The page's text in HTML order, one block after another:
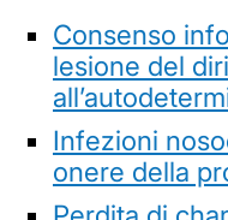
Consenso
lesione del
Infezioni
onere della